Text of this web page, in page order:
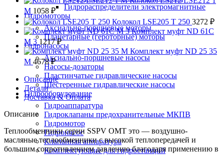
Гидрораспределители электромагнитные
Гидромоторы
Аксиально-поршневые моторы
Планетарные (героторные) моторы
Гидронасосы
Аксиально-поршневые насосы
Насосы-дозаторы
Пластинчатые гидравлические насосы
Шестеренные гидравлические насосы
Гидрооборудование
Гидроаппаратура
Гидроклапаны предохранительные МКПВ
Гидромотор
Гидронасос
Клапанная аппаратура
Комплектующие для гидростанций
M 1058 ₽
Колокол LSE205 T 250 3272 ₽
Комплект муфт ND 61C
M 31217₽
Комплект муфт ND 25 35
M 4678₽
Описание
Детали
Доставка & Оплата
Описание
Теплообменники серии SSPV OMT это — воздушно-
масляные теплообменники с высокой теплопередачей и
большим сопротивлением давлению благодаря применению в